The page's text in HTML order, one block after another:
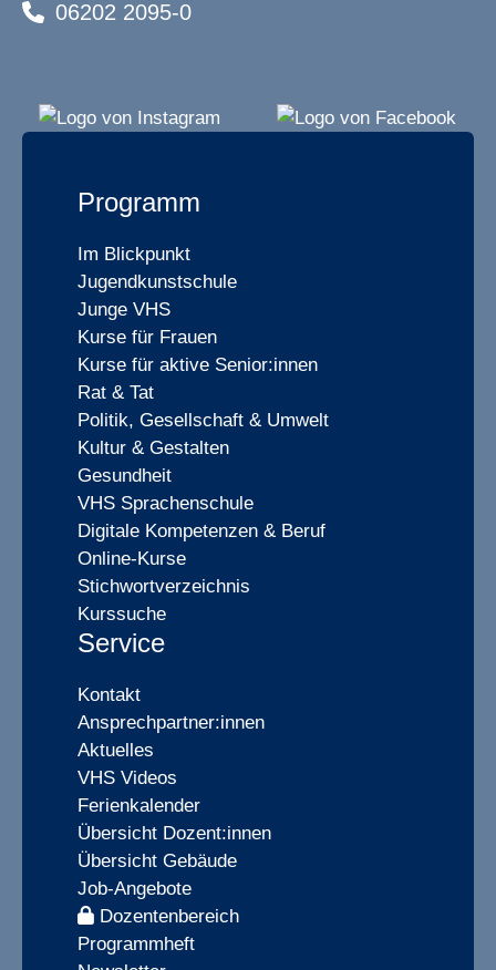
06202 2095-0
Programm
Im Blickpunkt
Jugendkunstschule
Junge VHS
Kurse für Frauen
Kurse für aktive Senior:innen
Rat & Tat
Politik, Gesellschaft & Umwelt
Kultur & Gestalten
Gesundheit
VHS Sprachenschule
Digitale Kompetenzen & Beruf
Online-Kurse
Stichwortverzeichnis
Kurssuche
Service
Kontakt
Ansprechpartner:innen
Aktuelles
VHS Videos
Ferienkalender
Übersicht Dozent:innen
Übersicht Gebäude
Job-Angebote
Dozentenbereich
Programmheft